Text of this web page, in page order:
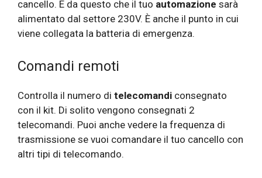
cancello. È da questo che il tuo automazione sarà
alimentato dal settore 230V. È anche il punto in cui
viene collegata la batteria di emergenza.
Comandi remoti
Controlla il numero di telecomandi consegnato
con il kit. Di solito vengono consegnati 2
telecomandi. Puoi anche vedere la frequenza di
trasmissione se vuoi comandare il tuo cancello con
altri tipi di telecomando.